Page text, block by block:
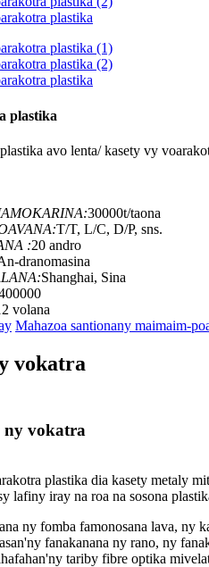
plastika
avo lenta/ kasety vy
30000t/taona
T/T, L/C, D/P, sns.
:20 andro
dranomasina
Shanghai, Sina
volana
Mahazoa santionany maimaim-
vokatra
vokatra
plastika dia kasety metaly
lafiny iray na roa na sosona
ny fomba famonosana lava, ny
fanakanana ny rano, ny
tariby fibre optika